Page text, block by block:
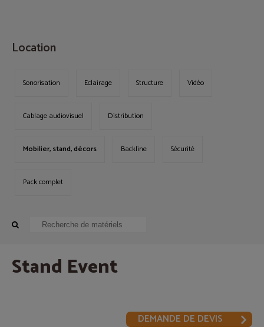
Location
Sonorisation Eclairage Structure Vidéo
Cablage audiovisuel Distribution
Mobilier, stand, décors Backline Sécurité
Pack complet
Stand Event
DEMANDE DE DEVIS